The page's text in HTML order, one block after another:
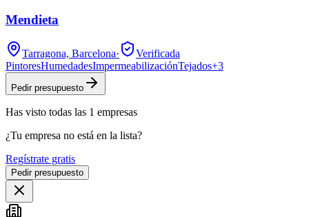
Mendieta
Tarragona, Barcelona·
Verificada
PintoresHumedadesImpermeabilizaciónTejados+3
Pedir presupuesto
Has visto todas las 1 empresas
¿Tu empresa no está en la lista?
Regístrate gratis
Pedir presupuesto